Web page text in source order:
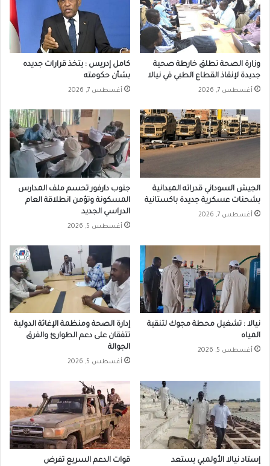
وزارة الصحة تطلق خارطة صحية
جديدة لإنقاذ القطاع الطبي في نيالا
أغسطس 7, 2026
كامل إدريس : يتخذ قرارات جديده
بشأن حكومته
أغسطس 7, 2026
الجيش السوداني قدراته الميدانية
بشحنات عسكرية جديدة باكستانية
أغسطس 7, 2026
جنوب دارفور تحسم ملف المدارس
المسكونة وتؤمن انطلاقة العام
الدراسي الجديد
أغسطس 5, 2026
نيالا : تشغيل محطة مجوك لتنقية
المياه
أغسطس 5, 2026
إدارة الصحة ومنظمة الإغاثة الدولية
تتفقان على دعم الطوارئ والفرق
الجوالة
أغسطس 5, 2026
إستاد نيالا الأولمبي يستعد
قوات الدعم السريع تفرض